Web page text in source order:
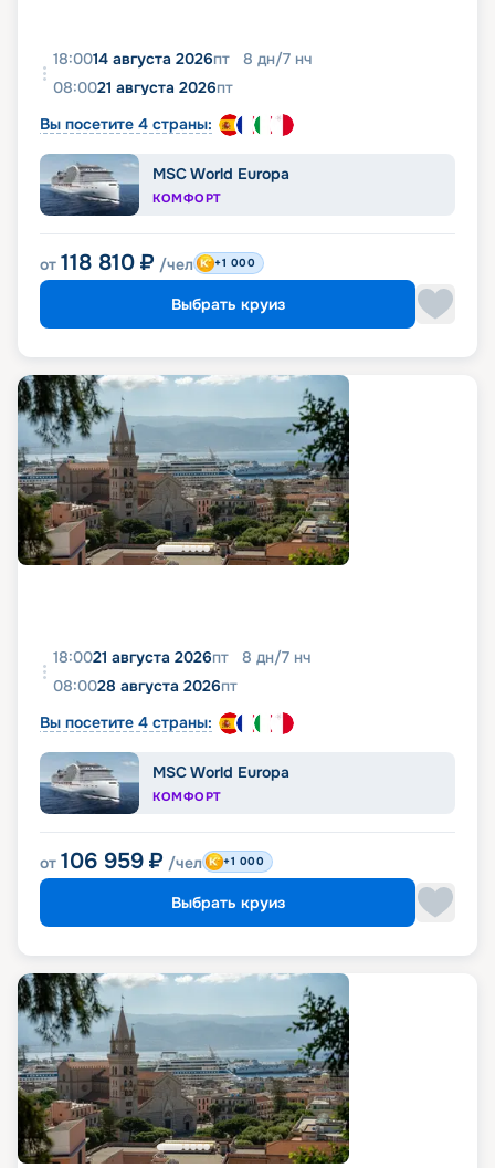
18:0014 августа 2026пт 8 дн/7 нч
08:0021 августа 2026пт
Вы посетите 4 страны:
MSC World Europa
КОМФОРТ
от 118 810 ₽ /чел +1 000
Выбрать круиз
18:0021 августа 2026пт 8 дн/7 нч
08:0028 августа 2026пт
Вы посетите 4 страны:
MSC World Europa
КОМФОРТ
от 106 959 ₽ /чел +1 000
Выбрать круиз